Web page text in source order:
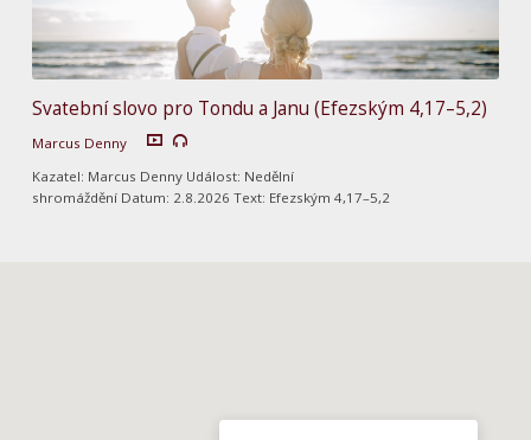
Svatební slovo pro Tondu a Janu (Efezským 4,17–5,2)
Marcus Denny
Kazatel: Marcus Denny Událost: Nedělní
shromáždění Datum: 2.8.2026 Text: Efezským 4,17–5,2